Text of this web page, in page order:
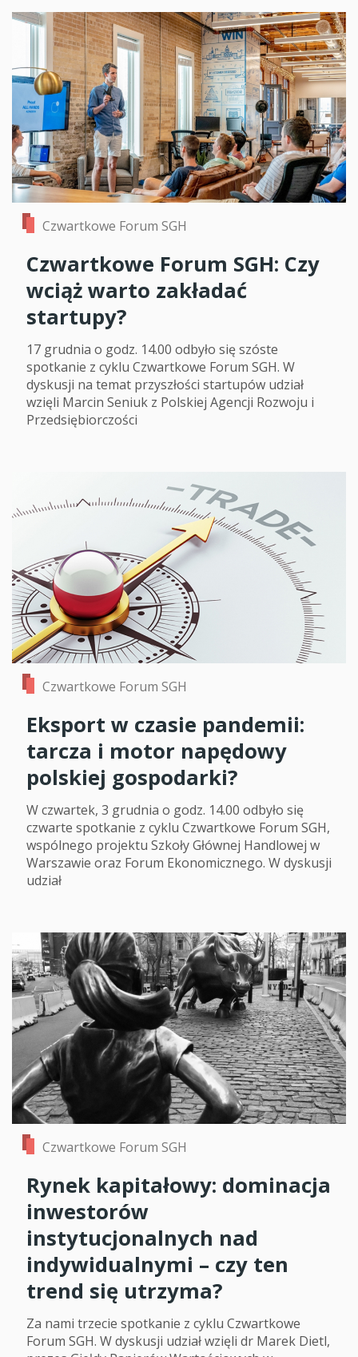
Czwartkowe Forum SGH
Czwartkowe Forum SGH: Czy
wciąż warto zakładać
startupy?
17 grudnia o godz. 14.00 odbyło się szóste
spotkanie z cyklu Czwartkowe Forum SGH. W
dyskusji na temat przyszłości startupów udział
wzięli Marcin Seniuk z Polskiej Agencji Rozwoju i
Przedsiębiorczości
Czwartkowe Forum SGH
Eksport w czasie pandemii:
tarcza i motor napędowy
polskiej gospodarki?
W czwartek, 3 grudnia o godz. 14.00 odbyło się
czwarte spotkanie z cyklu Czwartkowe Forum SGH,
wspólnego projektu Szkoły Głównej Handlowej w
Warszawie oraz Forum Ekonomicznego. W dyskusji
udział
Czwartkowe Forum SGH
Rynek kapitałowy: dominacja
inwestorów
instytucjonalnych nad
indywidualnymi – czy ten
trend się utrzyma?
Za nami trzecie spotkanie z cyklu Czwartkowe
Forum SGH. W dyskusji udział wzięli dr Marek Dietl,